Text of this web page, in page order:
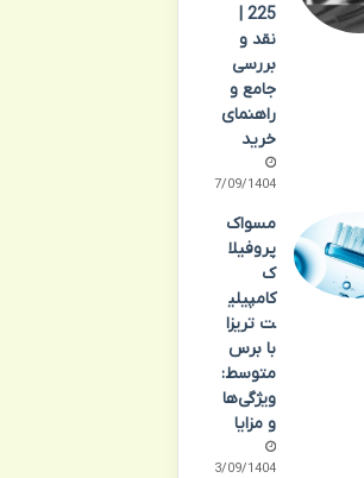
225 |
نقد و
بررسی
جامع و
راهنمای
خرید
27/09/1404
مسواک
پروفیلا
ک
کامپیلی
ت تریزا
با برس
متوسط:
ویژگی‌ها
و مزایا
23/09/1404